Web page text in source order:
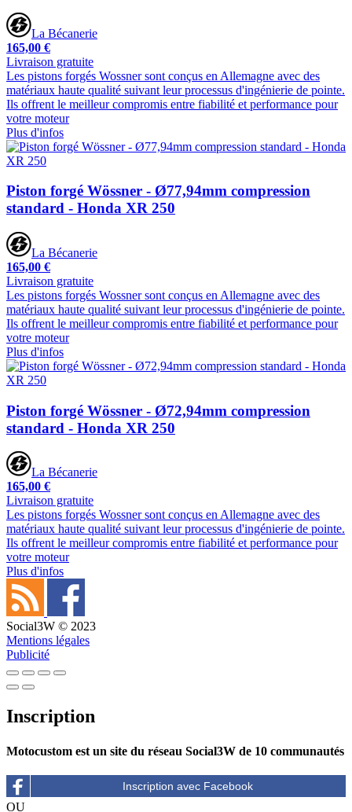
La Bécanerie
165,00 €
Livraison gratuite
Les pistons forgés Wossner sont conçus en Allemagne avec des
matériaux haute qualité suivant leur processus d'ingénierie de pointe.
Ils offrent le meilleur compromis entre fiabilité et performance pour
votre moteur
Plus d'infos
Piston forgé Wössner - Ø77,94mm compression
standard - Honda XR 250
La Bécanerie
165,00 €
Livraison gratuite
Les pistons forgés Wossner sont conçus en Allemagne avec des
matériaux haute qualité suivant leur processus d'ingénierie de pointe.
Ils offrent le meilleur compromis entre fiabilité et performance pour
votre moteur
Plus d'infos
Piston forgé Wössner - Ø72,94mm compression
standard - Honda XR 250
La Bécanerie
165,00 €
Livraison gratuite
Les pistons forgés Wossner sont conçus en Allemagne avec des
matériaux haute qualité suivant leur processus d'ingénierie de pointe.
Ils offrent le meilleur compromis entre fiabilité et performance pour
votre moteur
Plus d'infos
Social3W © 2023
Mentions légales
Publicité
Inscription
Motocustom est un site du réseau Social3W de 10 communautés
OU